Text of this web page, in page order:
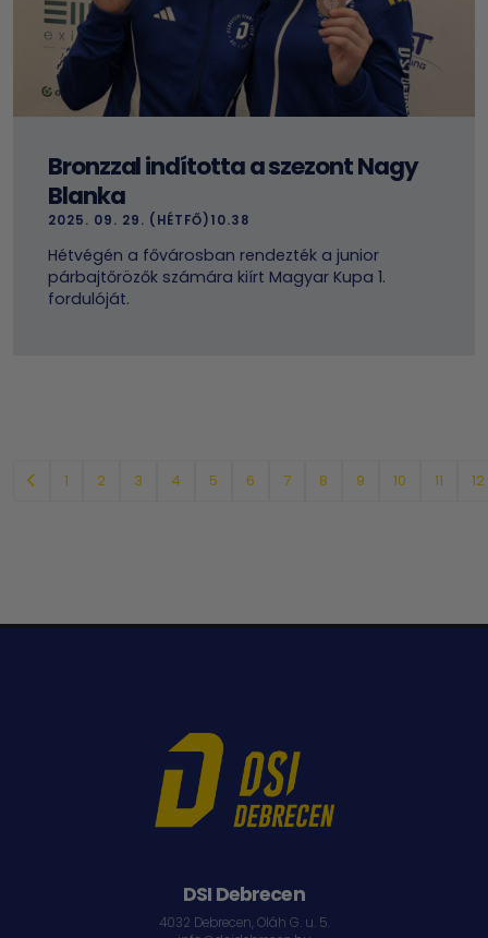
Bronzzal indította a szezont Nagy
Blanka
2025. 09. 29. (HÉTFŐ)10.38
Hétvégén a fővárosban rendezték a junior
párbajtőrözők számára kiírt Magyar Kupa 1.
fordulóját.
1 2 3 4 5 6 7 8 9 10 11 12
DSI Debrecen
4032 Debrecen, Oláh G. u. 5.